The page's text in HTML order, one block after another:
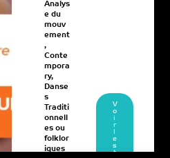
Analys
e du
mouv
ement
,
Conte
mpora
ry,
Danse
s
Traditi
onnell
es ou
folklor
iques
V
o
i
r
l
e
s
t